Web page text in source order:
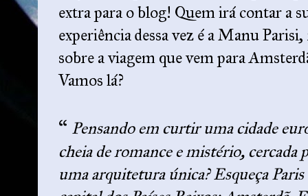
extra para o blog! Quem irá contar a
experiência dessa vez é a Manu
sobre a viagem que vem para
Vamos lá?
“ Pensando em curtir uma cidade
cheia de romance e mistério, cercada
uma arquitetura única? Esqueça